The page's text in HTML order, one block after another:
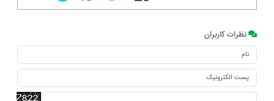
نظرات کاربران